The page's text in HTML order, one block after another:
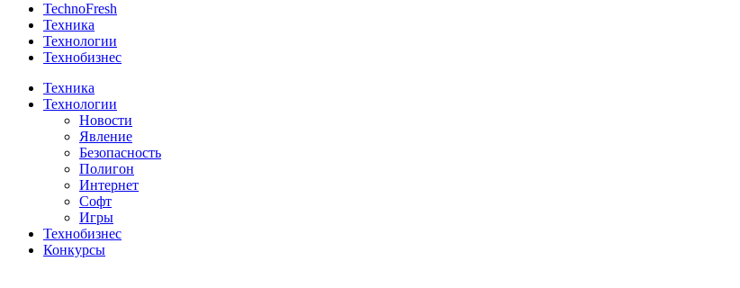
TechnoFresh
Техника
Технологии
Технобизнес
Техника
Технологии
Новости
Явление
Безопасность
Полигон
Интернет
Софт
Игры
Технобизнес
Конкурсы